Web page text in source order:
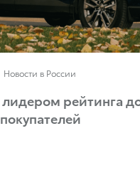
Новости в России
лидером рейтинга